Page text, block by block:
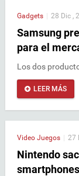
Gadgets 28 Dic ,
Samsung
para el
Los dos
LEER MÁS
Video Juegos 27
Nintendo